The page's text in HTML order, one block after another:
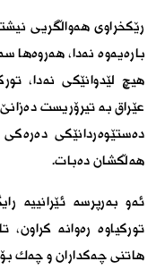
رێکخراوی هەواڵگریی
بارەیەوە نەدا، هەروەها
هیچ لێدوانێکی نەدا،
عێراق بە تیرۆریست
دەستێوەردانێکی
هەڵکشان دەبات.
ئەو بەرپرسه ئێرانییه
تورکیاوه رەوانه کراون،
هاتنی چەكداران و چەك